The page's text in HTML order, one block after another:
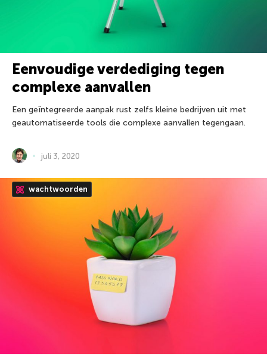
Eenvoudige verdediging tegen
complexe aanvallen
Een geïntegreerde aanpak rust zelfs kleine bedrijven uit met
geautomatiseerde tools die complexe aanvallen tegengaan.
juli 3, 2020
wachtwoorden